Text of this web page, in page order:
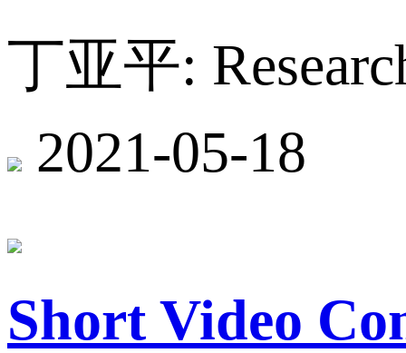
丁亚平:
2021-05-18
Short Video